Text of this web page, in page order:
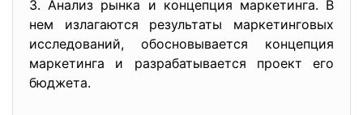
3. Анализ рынка и концепция маркетинга. В
нем излагаются результаты маркетинговых
исследований, обосновывается концепция
маркетинга и разрабатывается проект его
бюджета.